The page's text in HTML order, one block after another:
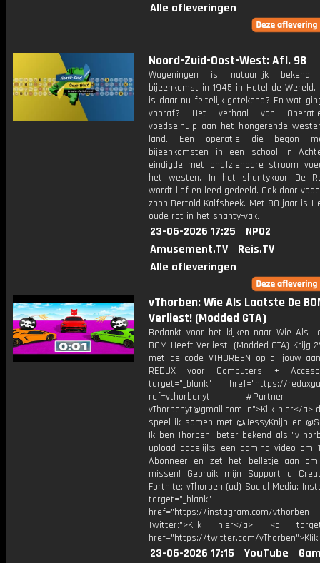
Alle afleveringen
Noord-Zuid-Oost-West: Afl. 98
Wageningen is natuurlijk
bijeenkomst in 1945 in Hotel de
is daar nu feitelijk getekend? En wat
vooraf? Het verhaal van
voedselhulp aan het hongerende
land. Een operatie die begon
bijeenkomsten in een school in
eindigde met onafzienbare stroom
het westen. In het shantykoor De
wordt lief en leed gedeeld. Ook door
zoon Bertold Kalfsbeek. Met 80 jaar is
oude rot in het shanty-vak.
23-06-2026 17:25
NPO2
Amusement.TV
Reis.TV
Alle afleveringen
vThorben: Wie Als Laatste De
Verliest! (Modded GTA)
Bedankt voor het kijken naar Wie Als
BOM Heeft Verliest! (Modded GTA) Krijg
met de code VTHORBEN op al jouw
REDUX voor Computers +
target="_blank" href="https://
ref=vthorbenyt #Partner
vThorbenyt@gmail.com In">Klik hier</a>
speel ik samen met @JessyKnijn en
Ik ben Thorben, beter bekend als
upload dagelijks een gaming video om
Abonneer en zet het belletje aan
missen! Gebruik mijn Support a
Fortnite: vThorben (ad) Social Media:
target="_blank"
href="https://instagram.com/vthorben
Twitter:">Klik hier</a> <a
href="https://twitter.com/
23-06-2026 17:15 YouTube